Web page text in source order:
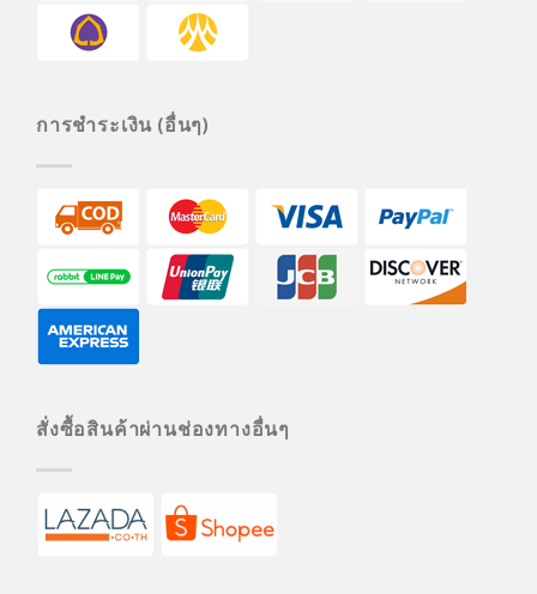
การชำระเงิน (อื่นๆ)
สั่งซื้อสินค้าผ่านช่องทางอื่นๆ